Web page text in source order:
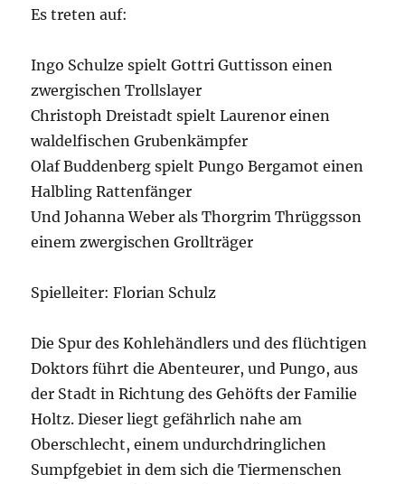
Es treten auf:
Ingo Schulze spielt Gottri Guttisson einen
zwergischen Trollslayer
Christoph Dreistadt spielt Laurenor einen
waldelfischen Grubenkämpfer
Olaf Buddenberg spielt Pungo Bergamot einen
Halbling Rattenfänger
Und Johanna Weber als Thorgrim Thrüggsson
einem zwergischen Grollträger
Spielleiter: Florian Schulz
Die Spur des Kohlehändlers und des flüchtigen
Doktors führt die Abenteurer, und Pungo, aus
der Stadt in Richtung des Gehöfts der Familie
Holtz. Dieser liegt gefährlich nahe am
Oberschlecht, einem undurchdringlichen
Sumpfgebiet in dem sich die Tiermenschen